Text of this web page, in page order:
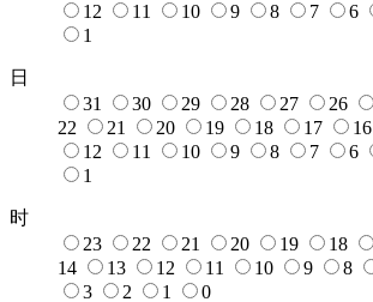
12
11 10 9 8 7 6
1
日
31
30 29 28 27 26
22
21 20 19 18 17 16
12
11 10 9 8 7 6
1
时
23
22 21 20 19 18
14
13 12 11 10 9 8
3
2 1 0